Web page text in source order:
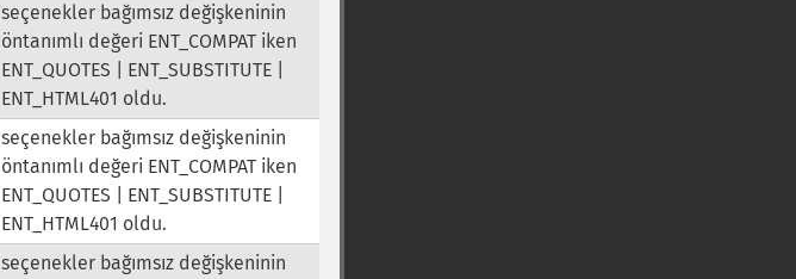
seçenekler bağımsız değişkeninin
öntanımlı değeri ENT_COMPAT iken
ENT_QUOTES | ENT_SUBSTITUTE |
ENT_HTML401 oldu.
seçenekler bağımsız değişkeninin
öntanımlı değeri ENT_COMPAT iken
ENT_QUOTES | ENT_SUBSTITUTE |
ENT_HTML401 oldu.
seçenekler bağımsız değişkeninin